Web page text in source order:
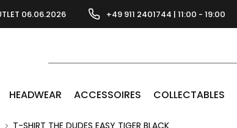
06.06.2026 +49 911 2401744 | 11:00 - 19:00
HEADWEAR ACCESSOIRES COLLECTABLES
T-SHIRT THE DUDES EASY TIGER BLACK